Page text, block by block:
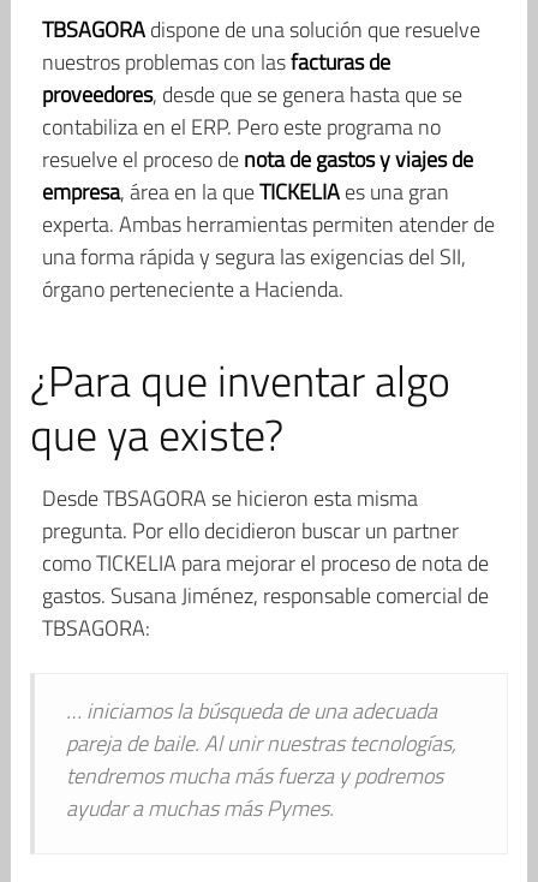
TBSAGORAdispone de una solución que resuelve
nuestros problemas con lasfacturas de
proveedores, desde que se genera hasta que se
contabiliza en el ERP. Pero este programa no
resuelve el proceso denota de gastos y viajes de
empresa, área en la queTICKELIAes una gran
experta. Ambas herramientas permiten atender de
una forma rápida y segura las exigencias del SII,
órgano perteneciente a Hacienda.
¿Para que inventar algo
que ya existe?
Desde TBSAGORA se hicieron esta misma
pregunta. Por ello decidieron buscar un partner
como TICKELIA para mejorar el proceso de nota de
gastos. Susana Jiménez, responsable comercial de
TBSAGORA:
… iniciamos la búsqueda de una adecuada
pareja de baile. Al unir nuestras tecnologías,
tendremos mucha más fuerza y podremos
ayudar a muchas más Pymes.